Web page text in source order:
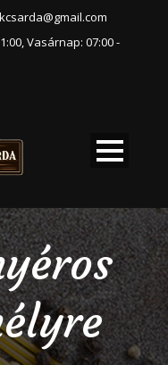
Vasárnap: 07:00 -